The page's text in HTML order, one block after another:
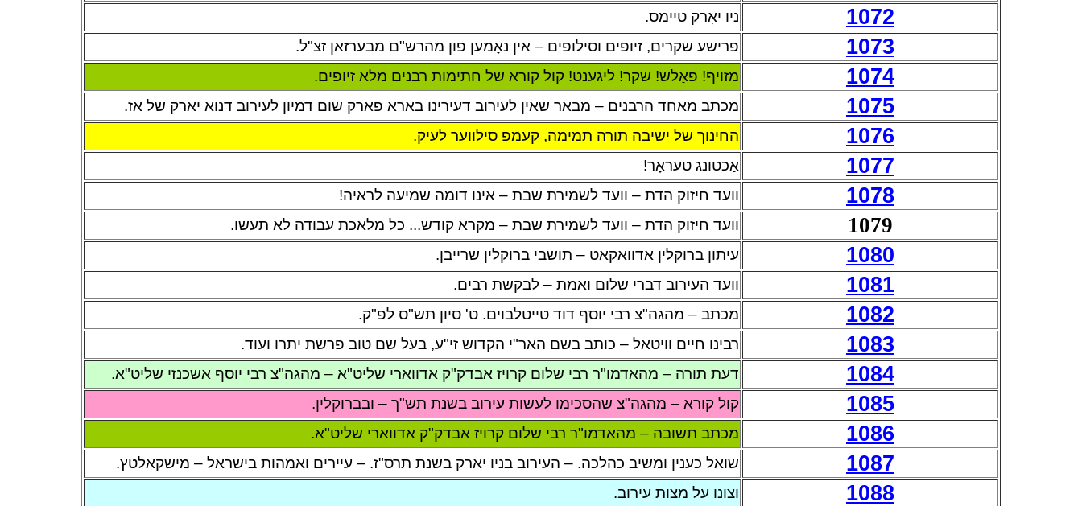
ניו יאָרק טיימס. 1072
פרישע שקרים, זיופים וסילופים – אין נאָמען פון מהרש"ם מבערזאן זצ"ל. 1073
מזויף! פאַלש! שקר! ליגענט! קול קורא של חתימות רבנים מלא זיופים. 1074
מכתב מאחד הרבנים – מבאר שאין לעירוב דעירינו בארא פארק שום דמיון לעירוב דנוא יארק של אז. 1075
החינוך של ישיבה תורה תמימה, קעמפ סילווער לעיק. 1076
אַכטונג טעראָר! 1077
וועד חיזוק הדת – וועד לשמירת שבת – אינו דומה שמיעה לראיה! 1078
וועד חיזוק הדת – וועד לשמירת שבת – מקרא קודש... כל מלאכת עבודה לא תעשו. 1079
עיתון ברוקלין אדוואקאט – תושבי ברוקלין שרייבן. 1080
וועד העירוב דברי שלום ואמת – לבקשת רבים. 1081
מכתב – מהגה"צ רבי יוסף דוד טייטלבוים. ט' סיון תש"ס לפ"ק. 1082
רבינו חיים וויטאל – כותב בשם האר"י הקדוש זי"ע, בעל שם טוב פרשת יתרו ועוד. 1083
דעת תורה – מהאדמו"ר רבי שלום קרויז אבדק"ק אדווארי שליט"א – מהגה"צ רבי יוסף אשכנזי שליט"א. 1084
קול קורא – מהגה"צ שהסכימו לעשות עירוב בשנת תש"ך – ובברוקלין. 1085
מכתב תשובה – מהאדמו"ר רבי שלום קרויז אבדק"ק אדווארי שליט"א. 1086
שואל כענין ומשיב כהלכה. – העירוב בניו יארק בשנת תרס"ז. – עיירים ואמהות בישראל – מישקאלטץ. 1087
וצונו על מצות עירוב. 1088